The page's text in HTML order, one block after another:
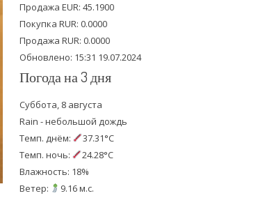
r
o
k
e
Продажа EUR: 45.1900
Покупка RUR: 0.0000
Продажа RUR: 0.0000
Обновлено: 15:31 19.07.2024
Погода на 3 дня
Суббота, 8 августа
Rain - небольшой дождь
Темп. днём:
37.31°C
Темп. ночь:
24.28°C
Влажность: 18%
Ветер:
9.16 м.с.